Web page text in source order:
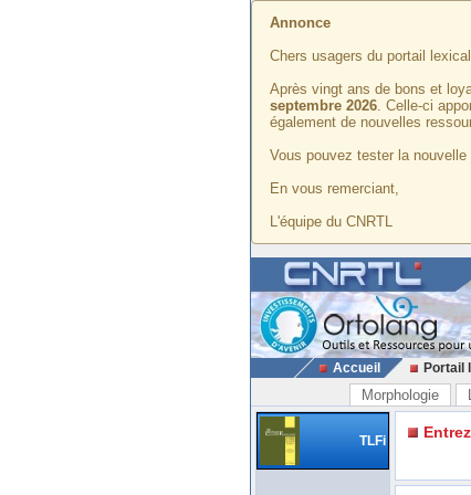
Annonce
Chers usagers du portail
Après vingt ans de bons et
septembre 2026. Celle-ci
également de nouvelles
Vous pouvez tester la
En vous remerciant,
L'équipe du CNRTL
Accueil Portail
Morphologie
TLFi